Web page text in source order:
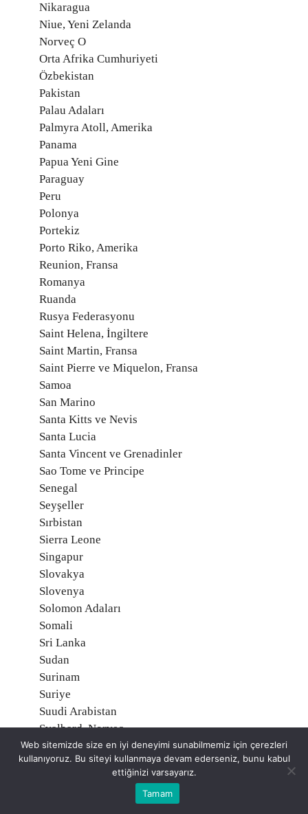
Nikaragua
Niue, Yeni Zelanda
Norveç O
Orta Afrika Cumhuriyeti
Özbekistan
Pakistan
Palau Adaları
Palmyra Atoll, Amerika
Panama
Papua Yeni Gine
Paraguay
Peru
Polonya
Portekiz
Porto Riko, Amerika
Reunion, Fransa
Romanya
Ruanda
Rusya Federasyonu
Saint Helena, İngiltere
Saint Martin, Fransa
Saint Pierre ve Miquelon, Fransa
Samoa
San Marino
Santa Kitts ve Nevis
Santa Lucia
Santa Vincent ve Grenadinler
Sao Tome ve Principe
Senegal
Seyşeller
Sırbistan
Sierra Leone
Singapur
Slovakya
Slovenya
Solomon Adaları
Somali
Sri Lanka
Sudan
Surinam
Suriye
Suudi Arabistan
Svalbard, Norveç
Svaziland
Şili
Web sitemizde size en iyi deneyimi sunabilmemiz için çerezleri
kullanıyoruz. Bu siteyi kullanmaya devam ederseniz, bunu kabul
ettiğinizi varsayarız.
Tamam